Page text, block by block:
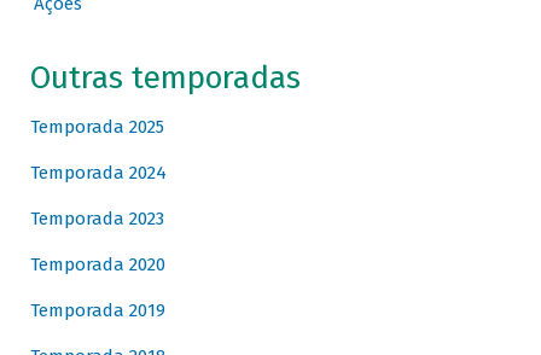
Outras temporadas
Temporada 2025
Temporada 2024
Temporada 2023
Temporada 2020
Temporada 2019